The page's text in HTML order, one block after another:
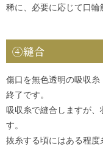
稀に、必要に応じて口輪
④縫合
傷口を無色透明の吸収
終了です。
吸収糸で縫合しますが、
す。
抜糸する頃にはある程